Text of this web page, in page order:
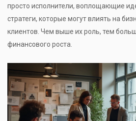
просто исполнители, воплощающие
стратеги, которые могут влиять на
клиентов. Чем выше их роль, тем
финансового роста.